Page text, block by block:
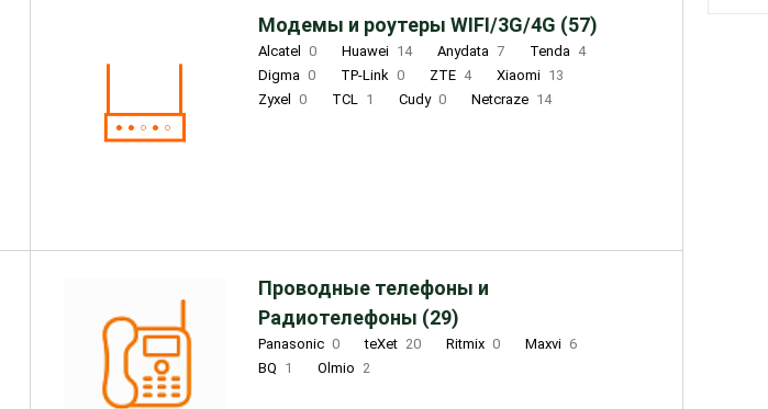
Модемы и роутеры WIFI/3G/4G (57)
Alcatel 0 Huawei 14 Anydata 7 Tenda 4
Digma 0 TP-Link 0 ZTE 4 Xiaomi 13
Zyxel
0 TCL 1 Cudy 0 Netcraze 14
Проводные телефоны и
Радиотелефоны (29)
Panasonic 0 teXet 20 Ritmix 0 Maxvi 6
BQ 1 Olmio 2